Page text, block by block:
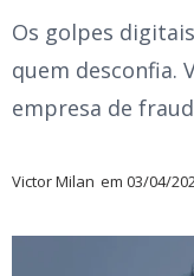
Os golpes
quem desconfia.
empresa de
Victor Milan em 03/04/